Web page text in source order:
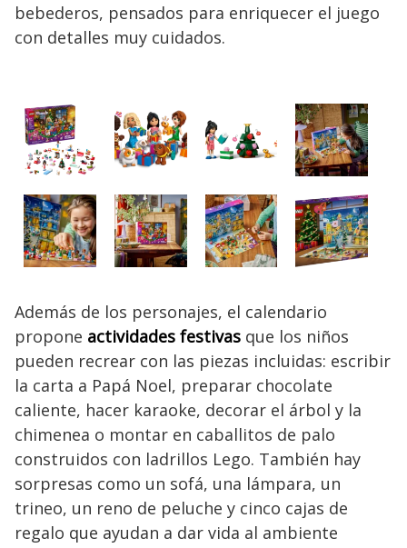
bebederos, pensados para enriquecer el juego
con detalles muy cuidados.
Además de los personajes, el calendario
propone actividades festivas que los niños
pueden recrear con las piezas incluidas: escribir
la carta a Papá Noel, preparar chocolate
caliente, hacer karaoke, decorar el árbol y la
chimenea o montar en caballitos de palo
construidos con ladrillos Lego. También hay
sorpresas como un sofá, una lámpara, un
trineo, un reno de peluche y cinco cajas de
regalo que ayudan a dar vida al ambiente